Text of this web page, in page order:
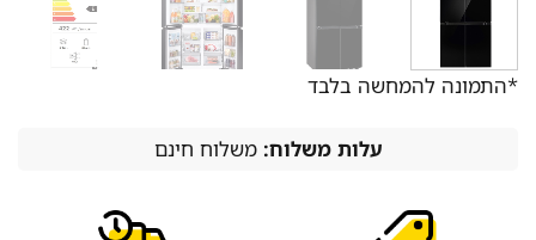
*התמונה להמחשה בלבד
עלות משלוח:משלוח חינם